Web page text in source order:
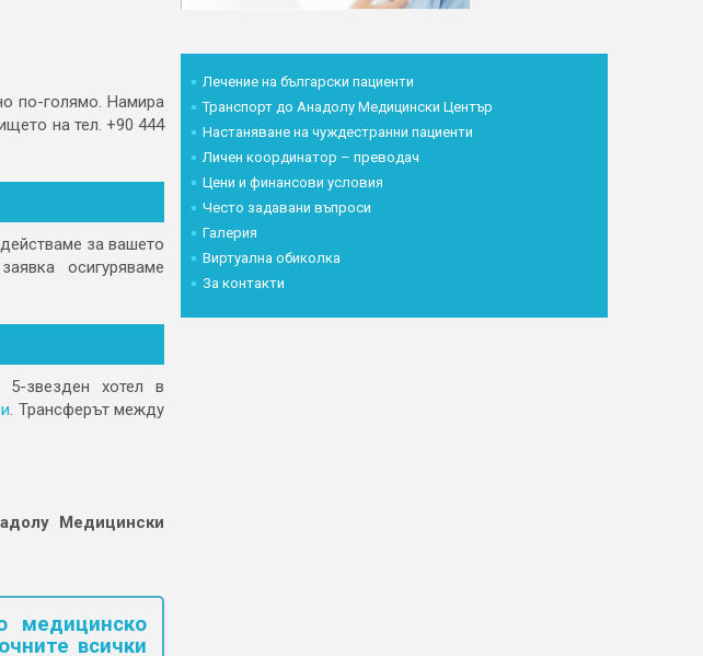
по-голямо. Намира
на тел. +90 444
за вашето
осигуряваме
5-звезден хотел в
. Трансферът между
Медицински
медицинско
всички
Лечение на български пациенти
Транспорт до Анадолу Медицински Център
Настаняване на чуждестранни пациенти
Личен координатор – преводач
Цени и финансови условия
Често задавани въпроси
Галерия
Виртуална обиколка
За контакти